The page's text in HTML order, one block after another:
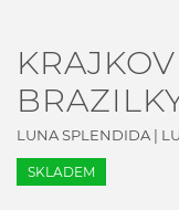
LUNA SPLENDIDA |
SKLADEM